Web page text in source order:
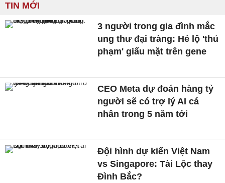
TIN MỚI
3 người trong gia đình mắc
ung thư đại tràng: Hé lộ 'thủ
phạm' giấu mặt trên gene
CEO Meta dự đoán hàng tỷ
người sẽ có trợ lý AI cá
nhân trong 5 năm tới
Đội hình dự kiến Việt Nam
vs Singapore: Tài Lộc thay
Đình Bắc?